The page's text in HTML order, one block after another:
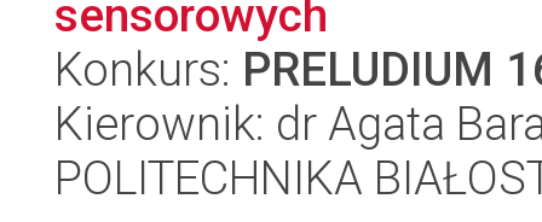
sensorowych
Konkurs: PRELUDIUM
Kierownik: dr Agata
POLITECHNIKA